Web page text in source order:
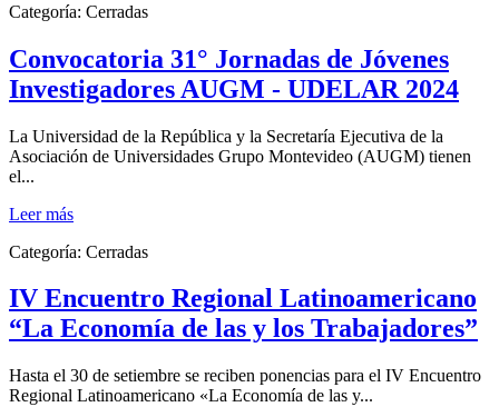
Categoría: Cerradas
Convocatoria 31° Jornadas de Jóvenes
Investigadores AUGM - UDELAR 2024
La Universidad de la República y la Secretaría Ejecutiva de la
Asociación de Universidades Grupo Montevideo (AUGM) tienen
el...
Leer más
Categoría: Cerradas
IV Encuentro Regional Latinoamericano
“La Economía de las y los Trabajadores”
Hasta el 30 de setiembre se reciben ponencias para el IV Encuentro
Regional Latinoamericano «La Economía de las y...